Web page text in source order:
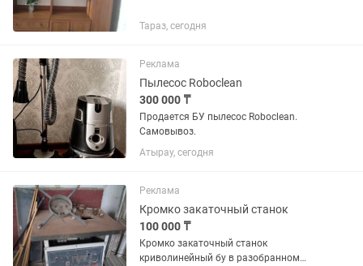
Тараз, сегодня
Реклама
Пылесос Roboclean
300 000 ₸
Продается БУ пылесос Roboclean.
Самовывоз.
Атырау, сегодня
Реклама
Кромко закаточный станок
100 000 ₸
Кромко закаточный станок
криволинейный бу в разобранном